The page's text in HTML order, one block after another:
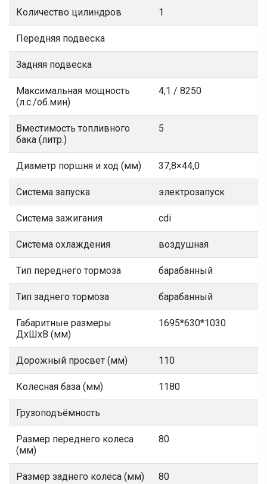
Количество цилиндров 1
Передняя подвеска
Задняя подвеска
Максимальная мощность
(л.с./об.мин)
4,1 / 8250
Вместимость топливного
бака (литр.)
5
Диаметр поршня и ход (мм) 37,8×44,0
Система запуска электрозапуск
Система зажигания cdi
Система охлаждения воздушная
Тип переднего тормоза барабанный
Тип заднего тормоза барабанный
Габаритные размеры
ДхШхВ (мм)
1695*630*1030
Дорожный просвет (мм) 110
Колесная база (мм) 1180
Грузоподъёмность
Размер переднего колеса
(мм)
80
Размер заднего колеса (мм) 80